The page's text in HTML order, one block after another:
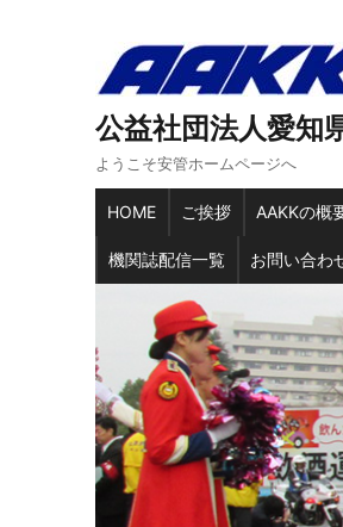
公益社団法人愛知
ようこそ安管ホームページへ
HOME ご挨拶 AAKKの概
機関誌配信一覧 お問い合わ